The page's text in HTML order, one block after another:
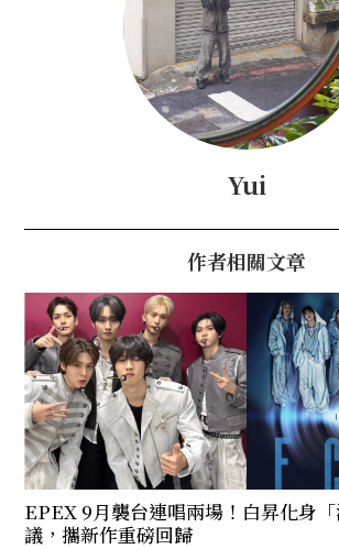
Yui
作者相關文章
EPEX 9月襲台連唱兩場！白昇化身
議，攜新作重磅回歸